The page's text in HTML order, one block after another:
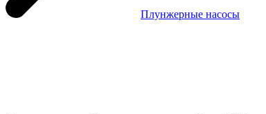
Плунжерные насосы